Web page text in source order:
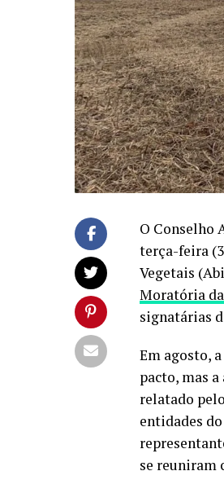
O Conselho
terça-feira
Vegetais
Moratória
signatárias
Em agosto,
pacto, mas
relatado
entidades
se reuniram